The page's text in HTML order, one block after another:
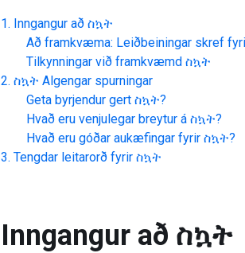
Inngangur að ስኳት
Að framkvæma: Leiðbeiningar skref
Tilkynningar við framkvæmd ስኳት
ስኳት Algengar spurningar
Geta byrjendur gert ስኳት?
Hvað eru venjulegar breytur á ስኳት?
Hvað eru góðar aukæfingar fyrir ስኳት?
Tengdar leitarorð fyrir ስኳት
Inngangur að ስኳት